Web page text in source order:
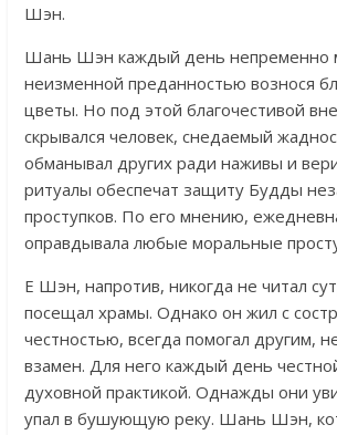
Шэн.
Шань Шэн каждый день непременно
неизменной преданностью вознося
цветы. Но под этой благочестивой
скрывался человек, снедаемый
обманывал других ради наживы и
ритуалы обеспечат защиту Будды
проступков. По его мнению,
оправдывала любые моральные
Е Шэн, напротив, никогда не читал
посещал храмы. Однако он жил с
честностью, всегда помогал другим,
взамен. Для него каждый день
духовной практикой. Однажды они
упал в бушующую реку. Шань Шэн,